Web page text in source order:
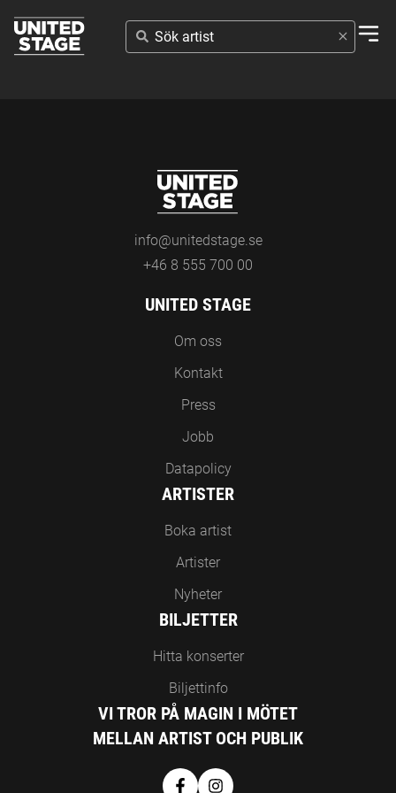
SÖK
ARTIST
info@unitedstage.se
+46 8 555 700 00
UNITED STAGE
Om oss
Kontakt
Press
Jobb
Datapolicy
ARTISTER
Boka artist
Artister
Nyheter
BILJETTER
Hitta konserter
Biljettinfo
VI TROR PÅ MAGIN I MÖTET
MELLAN ARTIST OCH PUBLIK